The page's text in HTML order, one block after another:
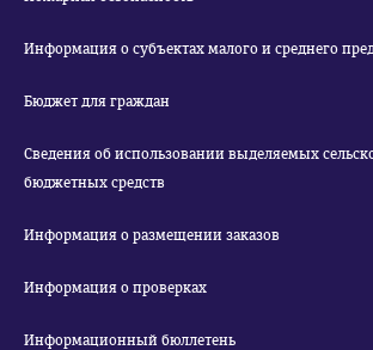
Информация о субъектах малого и среднего
Бюджет для граждан
Сведения об использовании выделяемых
бюджетных средств
Информация о размещении заказов
Информация о проверках
Информационный бюллетень